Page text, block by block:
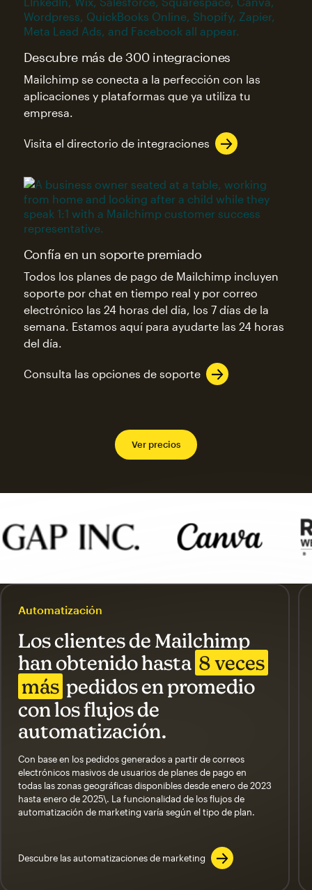
Descubre más de 300 integraciones
Mailchimp se conecta a la perfección con las
aplicaciones y plataformas que ya utiliza tu
empresa.
Visita el directorio de integraciones
Confía en un soporte premiado
Todos los planes de pago de Mailchimp incluyen
soporte por chat en tiempo real y por correo
electrónico las 24 horas del día, los 7 días de la
semana. Estamos aquí para ayudarte las 24 horas
del día.
Consulta las opciones de soporte
Ver precios
Automatización
Los clientes de Mailchimp
han obtenido hasta 8 veces
más pedidos en promedio
con los flujos de
automatización.
Con base en los pedidos generados a partir de correos
electrónicos masivos de usuarios de planes de pago en
todas las zonas geográficas disponibles desde enero de 2023
hasta enero de 2025\. La funcionalidad de los flujos de
automatización de marketing varía según el tipo de plan.
Descubre las automatizaciones de marketing